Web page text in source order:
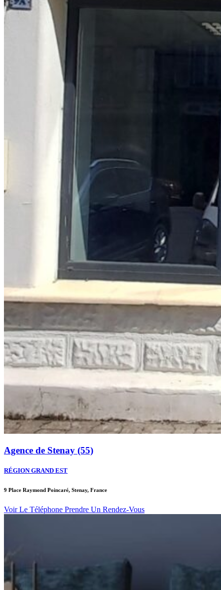
Agence de Stenay (55)
RÉGION GRAND EST
9 Place Raymond Poincaré, Stenay, France
Voir Le Téléphone Prendre Un Rendez-Vous